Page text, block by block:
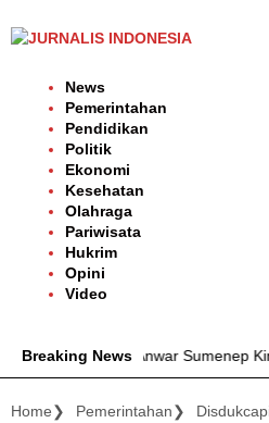
ke
News
Pemerintahan
Pendidikan
Politik
Ekonomi
Kesehatan
Olahraga
Pariwisata
Hukrim
Opini
Video
Breaking News
H. Moh. Anwar Sumenep Kini
Home Pemerintahan